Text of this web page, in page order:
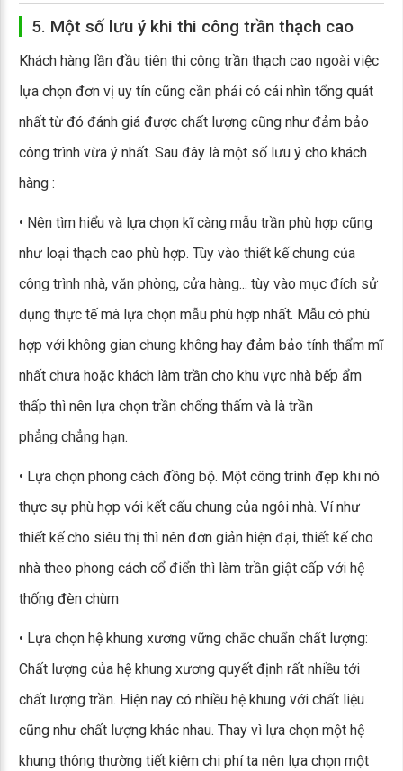
5. Một số lưu ý khi thi công trần thạch cao
Khách hàng lần đầu tiên thi công trần thạch cao ngoài việc
lựa chọn đơn vị uy tín cũng cần phải có cái nhìn tổng quát
nhất từ đó đánh giá được chất lượng cũng như đảm bảo
công trình vừa ý nhất. Sau đây là một số lưu ý cho khách
hàng :
• Nên tìm hiểu và lựa chọn kĩ càng mẫu trần phù hợp cũng
như loại thạch cao phù hợp. Tùy vào thiết kế chung của
công trình nhà, văn phòng, cửa hàng... tùy vào mục đích sử
dụng thực tế mà lựa chọn mẫu phù hợp nhất. Mẫu có phù
hợp với không gian chung không hay đảm bảo tính thẩm mĩ
nhất chưa hoặc khách làm trần cho khu vực nhà bếp ẩm
thấp thì nên lựa chọn trần chống thấm và là trần
phẳng chẳng hạn.
• Lựa chọn phong cách đồng bộ. Một công trình đẹp khi nó
thực sự phù hợp với kết cấu chung của ngôi nhà. Ví như
thiết kế cho siêu thị thì nên đơn giản hiện đại, thiết kế cho
nhà theo phong cách cổ điển thì làm trần giật cấp với hệ
thống đèn chùm
• Lựa chọn hệ khung xương vững chắc chuẩn chất lượng:
Chất lượng của hệ khung xương quyết định rất nhiều tới
chất lượng trần. Hiện nay có nhiều hệ khung với chất liệu
cũng như chất lượng khác nhau. Thay vì lựa chọn một hệ
khung thông thường tiết kiệm chi phí ta nên lựa chọn một